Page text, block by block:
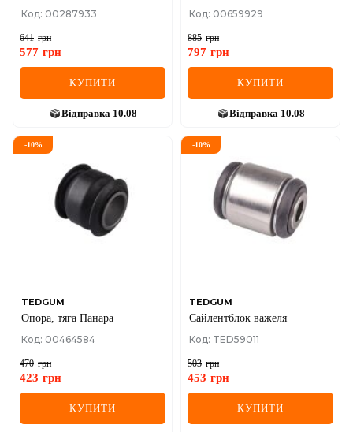
Код: 00287933
641 грн
577 грн
КУПИТИ
Відправка 10.08
Код: 00659929
885 грн
797 грн
КУПИТИ
Відправка 10.08
-10%
TEDGUM
Опора, тяга Панара
Код: 00464584
470 грн
423 грн
КУПИТИ
-10%
TEDGUM
Сайлентблок важеля
Код: TED59011
503 грн
453 грн
КУПИТИ